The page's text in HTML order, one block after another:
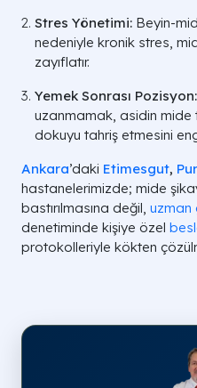
Stres Yönetimi: Beyin-
nedeniyle kronik stres,
zayıflatır.
Yemek Sonrası Pozisyon:
uzanmamak, asidin mide
dokuyu tahriş etmesini
Ankara’daki Etimesgut,
hastanelerimizde; mide
bastırılmasına değil,
denetiminde kişiye özel
protokolleriyle kökten